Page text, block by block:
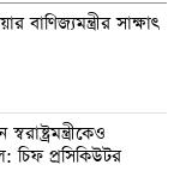
বাণিজ্যমন্ত্রীর সাক্ষাৎ
চিফ প্রসিকিউটর